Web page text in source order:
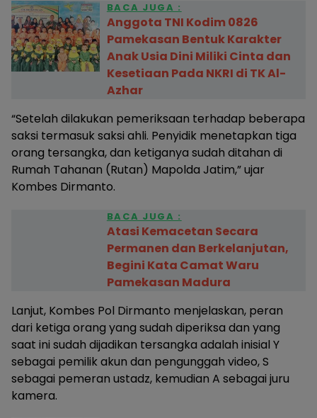
BACA JUGA :
Anggota TNI Kodim 0826
Pamekasan Bentuk Karakter
Anak Usia Dini Miliki Cinta dan
Kesetiaan Pada NKRI di TK Al-
Azhar
“Setelah dilakukan pemeriksaan terhadap beberapa
saksi termasuk saksi ahli. Penyidik menetapkan tiga
orang tersangka, dan ketiganya sudah ditahan di
Rumah Tahanan (Rutan) Mapolda Jatim,” ujar
Kombes Dirmanto.
BACA JUGA :
Atasi Kemacetan Secara
Permanen dan Berkelanjutan,
Begini Kata Camat Waru
Pamekasan Madura
Lanjut, Kombes Pol Dirmanto menjelaskan, peran
dari ketiga orang yang sudah diperiksa dan yang
saat ini sudah dijadikan tersangka adalah inisial Y
sebagai pemilik akun dan pengunggah video, S
sebagai pemeran ustadz, kemudian A sebagai juru
kamera.